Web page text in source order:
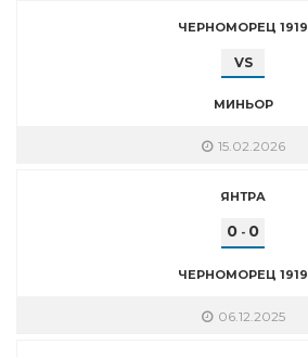
ЧЕРНОМОРЕЦ 1919
VS
МИНЬОР
15.02.2026
ЯНТРА
0 - 0
ЧЕРНОМОРЕЦ 1919
06.12.2025